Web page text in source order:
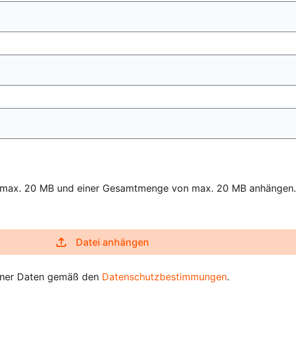
20 MB und einer Gesamtmenge von max. 20 MB anhängen.
Datei anhängen
Daten gemäß den Datenschutzbestimmungen.